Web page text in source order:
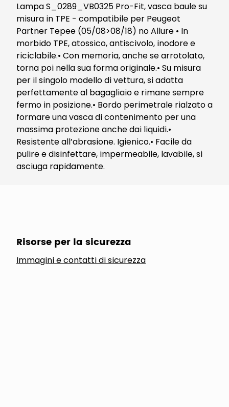
Lampa S_0289_VB0325 Pro-Fit, vasca baule su
misura in TPE - compatibile per Peugeot
Partner Tepee (05/08>08/18) no Allure • In
morbido TPE, atossico, antiscivolo, inodore e
riciclabile.• Con memoria, anche se arrotolato,
torna poi nella sua forma originale.• Su misura
per il singolo modello di vettura, si adatta
perfettamente al bagagliaio e rimane sempre
fermo in posizione.• Bordo perimetrale rialzato a
formare una vasca di contenimento per una
massima protezione anche dai liquidi.•
Resistente all’abrasione. Igienico.• Facile da
pulire e disinfettare, impermeabile, lavabile, si
asciuga rapidamente.
Risorse per la sicurezza
Immagini e contatti di sicurezza